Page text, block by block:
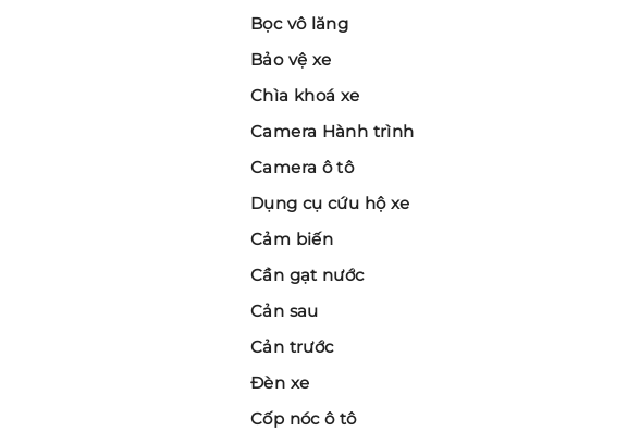
Bọc vô lăng
Bảo vệ xe
Chìa khoá xe
Camera Hành trình
Camera ô tô
Dụng cụ cứu hộ xe
Cảm biến
Cần gạt nước
Cản sau
Cản trước
Đèn xe
Cốp nóc ô tô